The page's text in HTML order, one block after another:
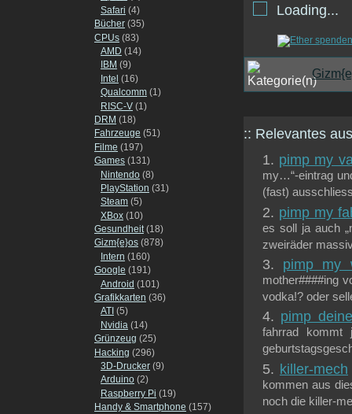
Safari (4)
Bücher (35)
CPUs (83)
AMD (14)
IBM (9)
Intel (16)
Qualcomm (1)
RISC-V (1)
DRM (18)
Fahrzeuge (51)
Filme (197)
Games (131)
Nintendo (8)
PlayStation (31)
Steam (5)
XBox (10)
Gesundheit(18)
Gizm{e}os (878)
Intern (160)
Google (191)
Android (101)
Grafikkarten (36)
ATI (5)
Nvidia (14)
Grünzeug (25)
Hacking (296)
3D-Drucker (9)
Arduino (2)
Raspberry Pi (19)
Handy & Smartphone (157)
Loading...
:: Relevantes
pimp my
my…“-eintrag
(fast)
pimp my
es soll ja auch
zweiräder
pimp my
mother####ing
vodka!? oder
pimp
fahrrad kommt
killer-mech
kommen aus
noch die killer-